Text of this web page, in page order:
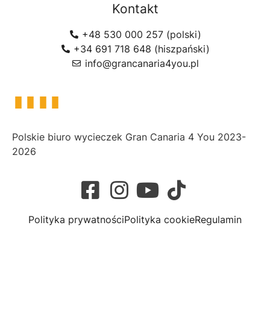
Kontakt
+48 530 000 257 (polski)
+34 691 718 648 (hiszpański)
info@grancanaria4you.pl
Polskie biuro wycieczek Gran Canaria 4 You 2023-
2026
Polityka prywatnościPolityka cookieRegulamin